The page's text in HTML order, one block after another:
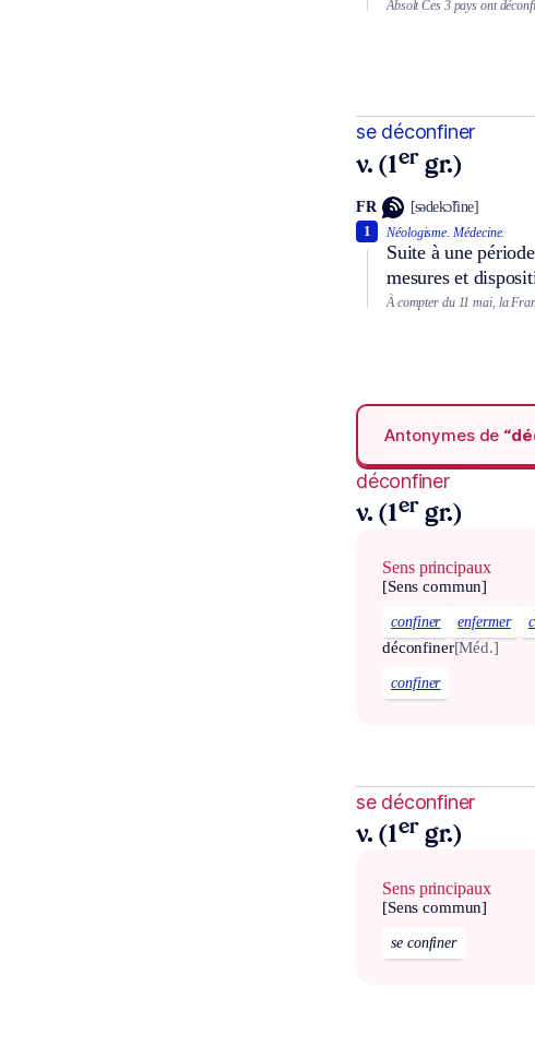
Absolt Ces 3 pays ont
se déconfiner
v. (1er gr.)
FR [sədekɔ̃fine]
Néologisme. Médecine.
Suite à une
mesures et
1
À compter du 11 mai, la
Antonymes de
déconfiner
v. (1er gr.)
Sens principaux
[Sens commun]
confiner enfermer
déconfiner[Méd.]
confiner
se déconfiner
v. (1er gr.)
Sens principaux
[Sens commun]
se confiner